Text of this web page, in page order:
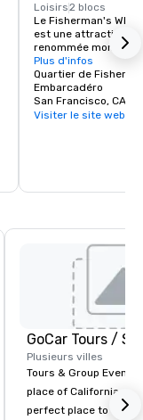
Loisirs2 blocs
Le Fisherman's
est une attraction
renommée
et une zone
animés. Abritant
renommée
hôtels et
divertissement, le
Plus d'infos
Quartier de
Embarcadéro
San Francisco, CA,
Visiter le site web
Plusieurs villes
Tours & Group Events
place of California.
perfect place to visit